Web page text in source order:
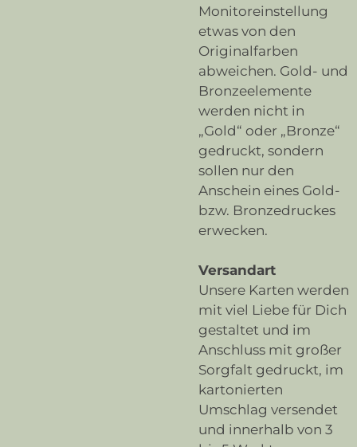
Monitoreinstellung
etwas von den
Originalfarben
abweichen. Gold- und
Bronzeelemente
werden nicht in
„Gold“ oder „Bronze“
gedruckt, sondern
sollen nur den
Anschein eines Gold-
bzw. Bronzedruckes
erwecken.
Versandart
Unsere Karten werden
mit viel Liebe für Dich
gestaltet und im
Anschluss mit großer
Sorgfalt gedruckt, im
kartonierten
Umschlag versendet
und innerhalb von 3